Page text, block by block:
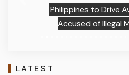
Philippines to Drive
Accused of Illegal
Previous
LATEST